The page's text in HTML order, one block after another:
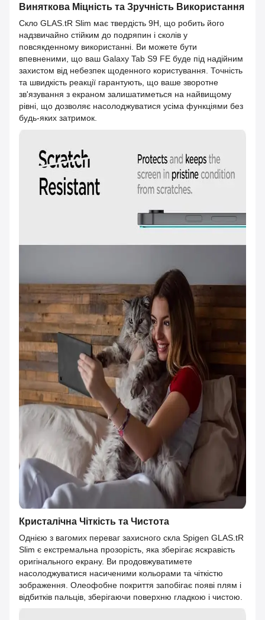
Виняткова Міцність та Зручність Використання
Скло GLAS.tR Slim має твердість 9H, що робить його
надзвичайно стійким до подряпин і сколів у
повсякденному використанні. Ви можете бути
впевненими, що ваш Galaxy Tab S9 FE буде під надійним
захистом від небезпек щоденного користування. Точність
та швидкість реакції гарантують, що ваше зворотне
зв'язування з екраном залишатиметься на найвищому
рівні, що дозволяє насолоджуватися усіма функціями без
будь-яких затримок.
Кристалічна Чіткість та Чистота
Однією з вагомих переваг захисного скла Spigen GLAS.tR
Slim є екстремальна прозорість, яка зберігає яскравість
оригінального екрану. Ви продовжуватимете
насолоджуватися насиченими кольорами та чіткістю
зображення. Олеофобне покриття запобігає появі плям і
відбитків пальців, зберігаючи поверхню гладкою і чистою.